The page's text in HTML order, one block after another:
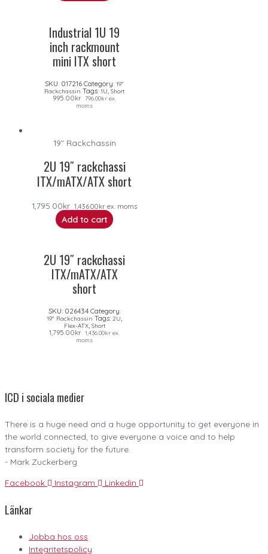
Industrial 1U 19
inch rackmount
mini ITX short
SKU: 017216 Category: 19"
Rackchassin Tags: 1U, Short
995.00kr 796.00kr ex.
moms
19" Rackchassin
2U 19″ rackchassi
ITX/mATX/ATX short
1,795.00kr 1,436.00kr ex. moms
Add to cart
2U 19″ rackchassi
ITX/mATX/ATX
short
SKU: 026434 Category:
19" Rackchassin Tags: 2U,
Flex-ATX, Short
1,795.00kr 1,436.00kr ex.
moms
ICD i sociala medier
There is a huge need and a huge opportunity to get everyone in
the world connected, to give everyone a voice and to help
transform society for the future.
- Mark Zuckerberg
Facebook Instagram Linkedin
Länkar
Jobba hos oss
Integritetspolicy